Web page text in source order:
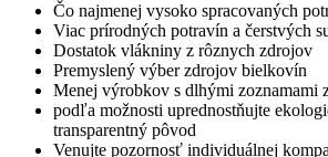
Čo najmenej vysoko spracovaných
Viac prírodných potravín a čerstvých
Dostatok vlákniny z rôznych zdrojov
Premyslený výber zdrojov bielkovín
Menej výrobkov s dlhými zoznamami
podľa možnosti uprednostňujte
transparentný pôvod
Venujte pozornosť individuálnej